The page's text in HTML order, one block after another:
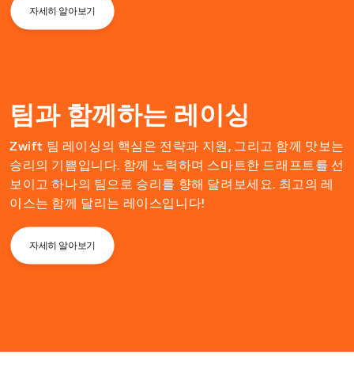
자세히 알아보기
팀과 함께하는 레이싱
Zwift 팀 레이싱의 핵심은 전략과 지원, 그리고 함께 맛보는
승리의 기쁨입니다. 함께 노력하며 스마트한 드래프트를 선
보이고 하나의 팀으로 승리를 향해 달려보세요. 최고의 레
이스는 함께 달리는 레이스입니다!
자세히 알아보기